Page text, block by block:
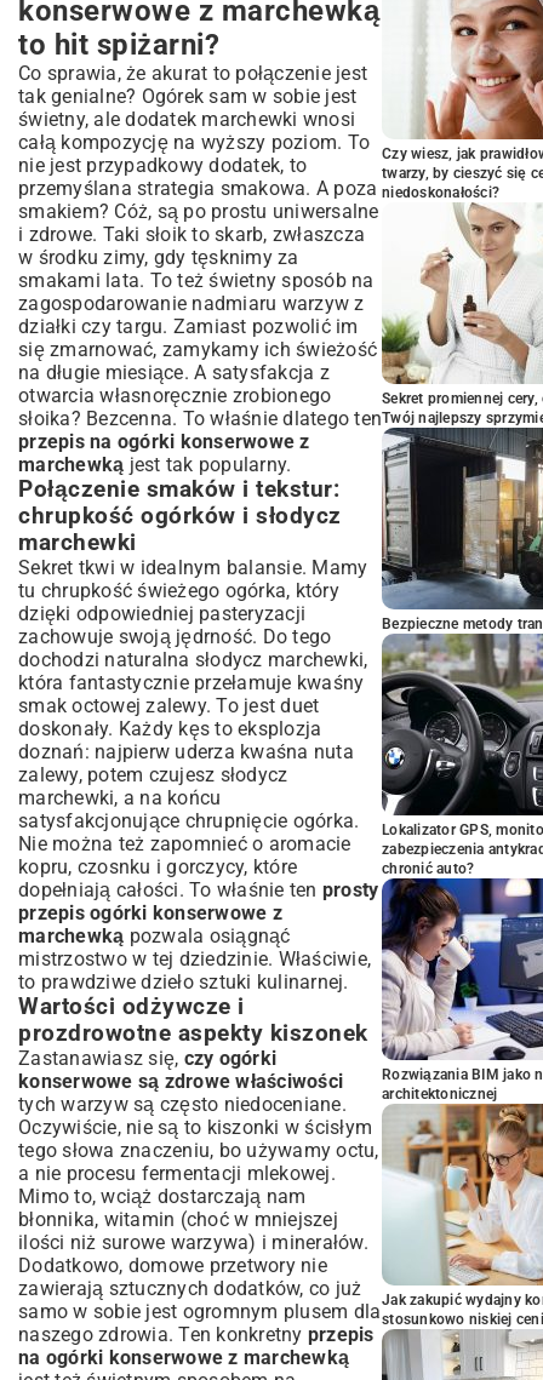
Jak uniknąć mętnienia zalewy?
Dlaczego ogórki tracą chrupkość?
Alternatywne przyprawy i wariacje
smakowe
Serwowanie i przechowywanie: ciesz się
smakiem przez cały rok
Idealne do obiadu, kanapek i sałatek
Warunki przechowywania gotowych
słoików
Podsumowanie: Twoje domowe ogórki
konserwowe z marchewką gotowe!
konserwowe z marchewką
to hit spiżarni?
Co sprawia, że akurat to połączenie jest
tak genialne? Ogórek sam w sobie jest
świetny, ale dodatek marchewki wnosi
całą kompozycję na wyższy poziom. To
nie jest przypadkowy dodatek, to
przemyślana strategia smakowa. A poza
smakiem? Cóż, są po prostu uniwersalne
i zdrowe. Taki słoik to skarb, zwłaszcza
w środku zimy, gdy tęsknimy za
smakami lata. To też świetny sposób na
zagospodarowanie nadmiaru warzyw z
działki czy targu. Zamiast pozwolić im
się zmarnować, zamykamy ich świeżość
na długie miesiące. A satysfakcja z
otwarcia własnoręcznie zrobionego
słoika? Bezcenna. To właśnie dlatego ten
przepis na ogórki konserwowe z
marchewką jest tak popularny.
Połączenie smaków i tekstur:
chrupkość ogórków i słodycz
marchewki
Sekret tkwi w idealnym balansie. Mamy
tu chrupkość świeżego ogórka, który
dzięki odpowiedniej pasteryzacji
zachowuje swoją jędrność. Do tego
dochodzi naturalna słodycz marchewki,
która fantastycznie przełamuje kwaśny
smak octowej zalewy. To jest duet
doskonały. Każdy kęs to eksplozja
doznań: najpierw uderza kwaśna nuta
zalewy, potem czujesz słodycz
marchewki, a na końcu
satysfakcjonujące chrupnięcie ogórka.
Nie można też zapomnieć o aromacie
kopru, czosnku i gorczycy, które
dopełniają całości. To właśnie ten prosty
przepis ogórki konserwowe z
marchewką pozwala osiągnąć
mistrzostwo w tej dziedzinie. Właściwie,
to prawdziwe dzieło sztuki kulinarnej.
Wartości odżywcze i
prozdrowotne aspekty kiszonek
Zastanawiasz się, czy ogórki
konserwowe są zdrowe właściwości
tych warzyw są często niedoceniane.
Oczywiście, nie są to kiszonki w ścisłym
tego słowa znaczeniu, bo używamy octu,
a nie procesu fermentacji mlekowej.
Mimo to, wciąż dostarczają nam
błonnika, witamin (choć w mniejszej
ilości niż surowe warzywa) i minerałów.
Dodatkowo, domowe przetwory nie
zawierają sztucznych dodatków, co już
samo w sobie jest ogromnym plusem dla
naszego zdrowia. Ten konkretny przepis
na ogórki konserwowe z marchewką
Czy wiesz, jak
twarzy, by cieszyć się
niedoskonałości?
Sekret promiennej
Twój najlepszy
Bezpieczne metody
Lokalizator GPS,
zabezpieczenia
chronić auto?
Rozwiązania BIM jako
architektonicznej
Jak zakupić wydajny
stosunkowo niskiej